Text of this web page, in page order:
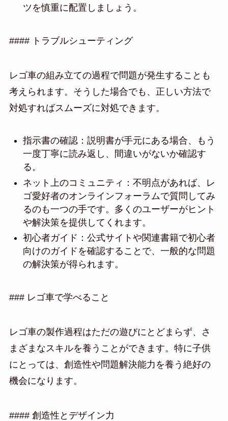
ツを慎重に配置しましょう。
#### トラブルシューティング
レゴ車の組み立ての過程で問題が発生することも
考えられます。そうした場合でも、正しい方法で
対処すればスムーズに対処できます。
指示書の確認：説明書が手元にある場合、もう
一度丁寧に読み返し、間違いがないか確認す
る。
ネット上のコミュニティ：不明点があれば、レ
ゴ愛好者のオンラインフォーラムで質問してみ
るのも一つの手です。多くのユーザーがヒント
や解決策を提供してくれます。
初心者ガイド：公式サイトや関連書籍で初心者
向けのガイドを確認することで、一般的な問題
の解決策が得られます。
### レゴ車で学べること
レゴ車の製作過程はただの遊びにとどまらず、さ
まざまなスキルを養うことができます。特に子供
にとっては、創造性や問題解決能力を養う絶好の
機会になります。
#### 創造性とデザイン力